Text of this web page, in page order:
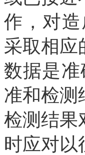
作，对
采取相应
数据是
准和检测
检测结果
时应对以